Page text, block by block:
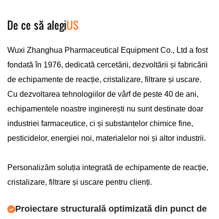
De ce să alegiUS
Wuxi Zhanghua Pharmaceutical Equipment Co., Ltd a fost
fondată în 1976, dedicată cercetării, dezvoltării și fabricării
de echipamente de reacție, cristalizare, filtrare și uscare.
Cu dezvoltarea tehnologiilor de vârf de peste 40 de ani,
echipamentele noastre inginerești nu sunt destinate doar
industriei farmaceutice, ci și substanțelor chimice fine,
pesticidelor, energiei noi, materialelor noi și altor industrii.
Personalizăm soluția integrată de echipamente de reacție,
cristalizare, filtrare și uscare pentru clienți.
Proiectare structurală optimizată din punct de